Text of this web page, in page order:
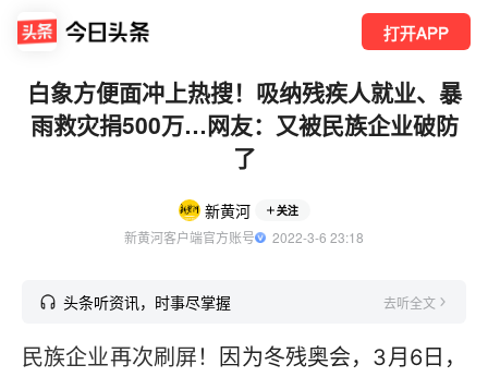
打开APP
白象方便面冲上热搜！吸纳残疾人就业、暴
雨救灾捐500万…网友：又被民族企业破防
了
新黄河 关注
新黄河客户端官方账号
  2022-3-6 23:18
头条听资讯，时事尽掌握 去听全文
民族企业再次刷屏！
因为冬残奥会，3月6日，